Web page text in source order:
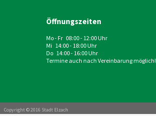
Öffnungszeiten
Mo - Fr 08:00 - 12:00 Uhr
Mi 14:00 - 18:00 Uhr
Do 14:00 - 16:00 Uhr
Termine auch nach Vereinbarung möglich!
Copyright © 2016 Stadt Elzach